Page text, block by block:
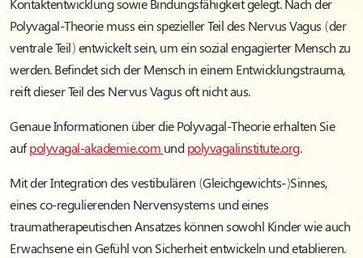
Kontaktentwicklung sowie Bindungsfähigkeit gelegt. Nach der
Polyvagal-Theorie muss ein spezieller Teil des Nervus Vagus (der
ventrale Teil) entwickelt sein, um ein sozial engagierter Mensch zu
werden. Befindet sich der Mensch in einem Entwicklungstrauma,
reift dieser Teil des Nervus Vagus oft nicht aus.
Genaue Informationen über die Polyvagal-Theorie erhalten Sie
aufpolyvagal-akademie.com undpolyvagalinstitute.org.
Mit der Integration des vestibulären (Gleichgewichts-)Sinnes,
eines co-regulierenden Nervensystems und eines
traumatherapeutischen Ansatzes können sowohl Kinder wie auch
Erwachsene ein Gefühl von Sicherheit entwickeln und etablieren.